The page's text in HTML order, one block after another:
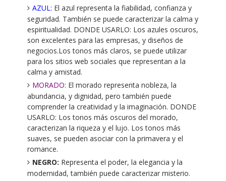
AZUL: El azul representa la fiabilidad, confianza y
seguridad. También se puede caracterizar la calma y
espiritualidad. DONDE USARLO: Los azules oscuros,
son excelentes para las empresas, y diseños de
negocios.Los tonos más claros, se puede utilizar
para los sitios web sociales que representan a la
calma y amistad.
MORADO: El morado representa nobleza, la
abundancia, y dignidad, pero también puede
comprender la creatividad y la imaginación. DONDE
USARLO: Los tonos más oscuros del morado,
caracterizan la riqueza y el lujo. Los tonos más
suaves, se pueden asociar con la primavera y el
romance.
NEGRO: Representa el poder, la elegancia y la
modernidad, también puede caracterizar misterio.